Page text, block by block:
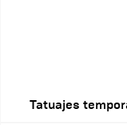
Tatuajes